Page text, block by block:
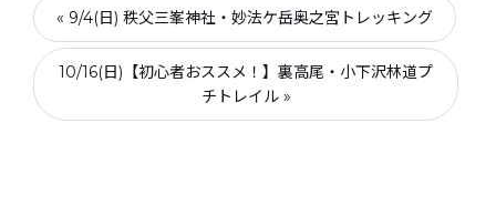
« 9/4(日) 秩父三峯神社・妙法ケ岳奥之宮トレッキング
10/16(日)【初心者おススメ！】裏高尾・小下沢林道プ
チトレイル »